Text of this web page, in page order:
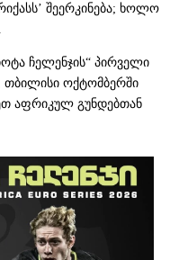
შეერკინება; ხოლო
ჩელენჯის“ პირველი
თბილისი ოქტომბერში
აფრიკულ გუნდებთან